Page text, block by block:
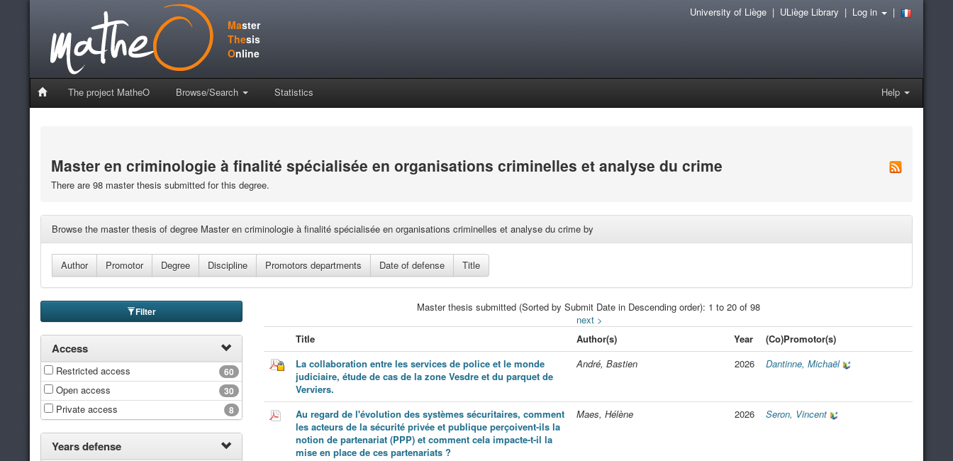
Master
Thesis
Online
The project MatheO Browse/Search Statistics Help
University of Liège| ULiège Library | Log in |
Master en criminologie à finalité spécialisée en organisations criminelles et analyse du crime
There are 98 master thesis submitted for this degree.
Browse the master thesis of degree Master en criminologie à finalité spécialisée en organisations criminelles et analyse du crime by
Master thesis submitted (Sorted by Submit Date in Descending order): 1 to 20 of 98
next >
Title
Author(s) Year
(Co)Promotor(s)
La collaboration entre les services de police et le monde
judiciaire, étude de cas de la zone Vesdre et du parquet de
Verviers.
André, Bastien 2026 Dantinne, Michaël
Au regard de l'évolution des systèmes sécuritaires, comment
les acteurs de la sécurité privée et publique perçoivent-ils la
notion de partenariat (PPP) et comment cela impacte-t-il la
mise en place de ces partenariats ?
Maes, Hélène 2026 Seron, Vincent
Filter
Access
60
Restricted access
30
Open access
8
Private access
Years defense